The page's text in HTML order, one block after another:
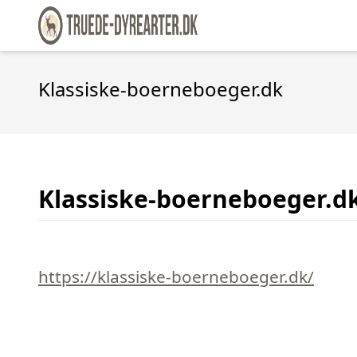
Klassiske-boerneboeger.dk
Klassiske-
https://klassiske-boerneboeger.dk/